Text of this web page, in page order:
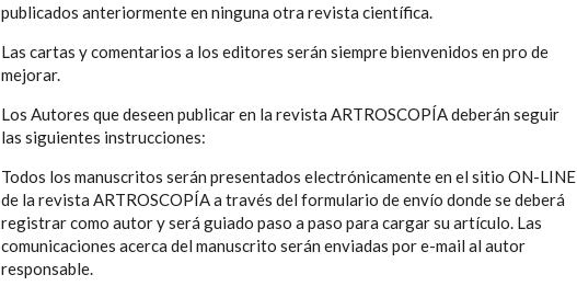
publicados anteriormente en ninguna otra revista científica.
Las cartas y comentarios a los editores serán siempre bienvenidos en pro de
mejorar.
Los Autores que deseen publicar en la revista ARTROSCOPÍA deberán seguir
las siguientes instrucciones:
Todos los manuscritos serán presentados electrónicamente en el sitio ON-LINE
de la revista ARTROSCOPÍA a través del formulario de envío donde se deberá
registrar como autor y será guiado paso a paso para cargar su artículo. Las
comunicaciones acerca del manuscrito serán enviadas por e-mail al autor
responsable.